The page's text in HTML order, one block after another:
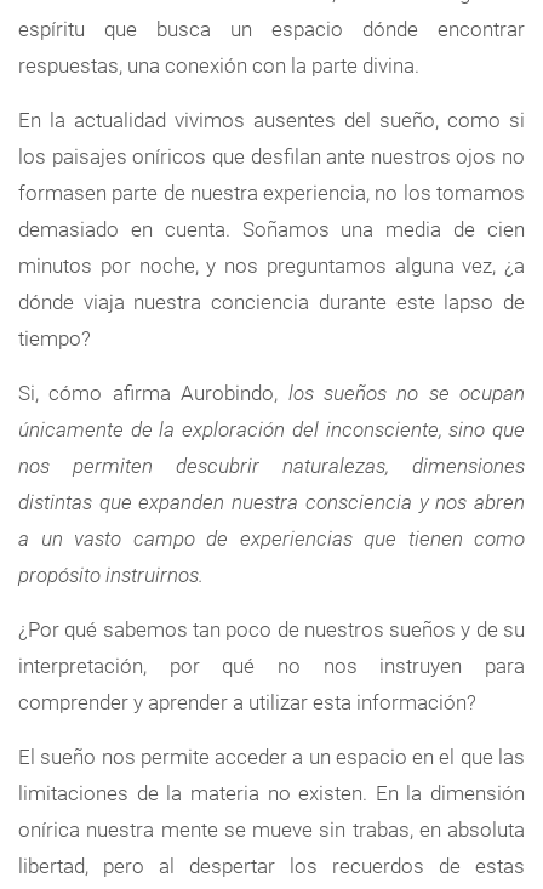
espíritu que busca un espacio dónde encontrar
respuestas, una conexión con la parte divina.
En la actualidad vivimos ausentes del sueño, como si
los paisajes oníricos que desfilan ante nuestros ojos no
formasen parte de nuestra experiencia, no los tomamos
demasiado en cuenta. Soñamos una media de cien
minutos por noche, y nos preguntamos alguna vez, ¿a
dónde viaja nuestra conciencia durante este lapso de
tiempo?
Si, cómo afirma Aurobindo, los sueños no se ocupan
únicamente de la exploración del inconsciente, sino que
nos permiten descubrir naturalezas, dimensiones
distintas que expanden nuestra consciencia y nos abren
a un vasto campo de experiencias que tienen como
propósito instruirnos.
¿Por qué sabemos tan poco de nuestros sueños y de su
interpretación, por qué no nos instruyen para
comprender y aprender a utilizar esta información?
El sueño nos permite acceder a un espacio en el que las
limitaciones de la materia no existen. En la dimensión
onírica nuestra mente se mueve sin trabas, en absoluta
libertad, pero al despertar los recuerdos de estas